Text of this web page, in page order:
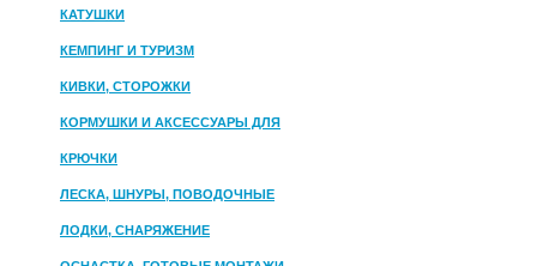
КАТУШКИ
КЕМПИНГ И ТУРИЗМ
КИВКИ, СТОРОЖКИ
КОРМУШКИ И АКСЕССУАРЫ ДЛЯ
ПРИКОРМКИ
КРЮЧКИ
ЛЕСКА, ШНУРЫ, ПОВОДОЧНЫЕ
МАТЕРИАЛЫ
ЛОДКИ, СНАРЯЖЕНИЕ